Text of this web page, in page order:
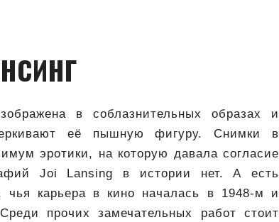
в соблазнительных образах и
её пышную фигуру. Снимки в
эротики, на которую давала согласие
Joi Lansing в истории нет. А есть
чья карьера в кино началась в 1948-м и
прочих замечательных работ стоит